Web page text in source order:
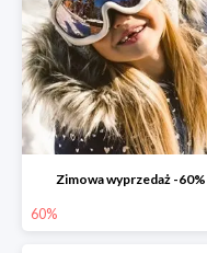
Zimowa wyprzedaż -60%
60%